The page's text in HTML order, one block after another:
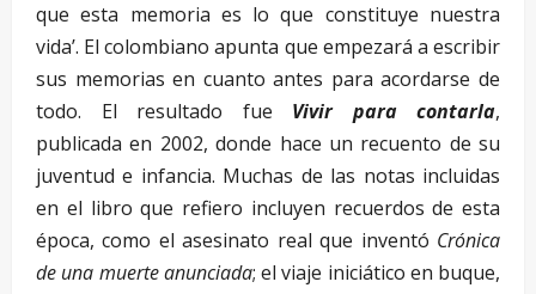
que esta memoria es lo que constituye nuestra
vida’. El colombiano apunta que empezará a escribir
sus memorias en cuanto antes para acordarse de
todo. El resultado fue Vivir para contarla,
publicada en 2002, donde hace un recuento de su
juventud e infancia. Muchas de las notas incluidas
en el libro que refiero incluyen recuerdos de esta
época, como el asesinato real que inventó Crónica
de una muerte anunciada; el viaje iniciático en buque,